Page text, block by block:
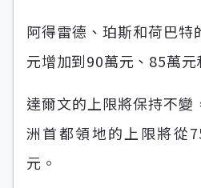
阿得雷德、珀斯和荷巴特
元增加到90萬元、85萬元
達爾文的上限將保持不變
洲首都領地的上限將從
元。